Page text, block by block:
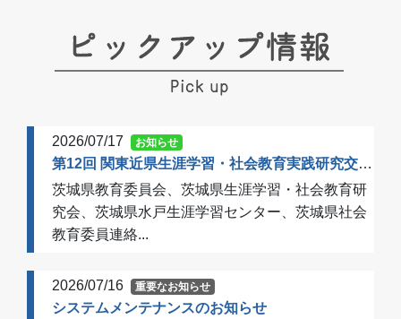
2026/07/17 お知らせ
第12回 関東近県生涯学習・社会教育実践研究交流会 開催のご案内（一次案内）
茨城県教育委員会、茨城県生涯学習・社会教育研
究会、茨城県水戸生涯学習センター、茨城県社会
教育委員連絡...
2026/07/16 重要なお知らせ
システムメンテナンスのお知らせ